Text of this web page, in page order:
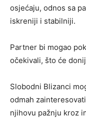
osjećaju, odnos sa
iskreniji i stabilniji.
Partner bi mogao
očekivali, što će
Slobodni Blizanci
odmah
njihovu pažnju kroz